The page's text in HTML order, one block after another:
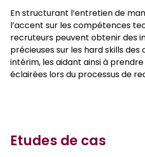
En structurant l’entretien de
l’accent sur les compétences
recruteurs peuvent obtenir des
précieuses sur les hard skills des
intérim, les aidant ainsi à
éclairées lors du processus de
Etudes de cas